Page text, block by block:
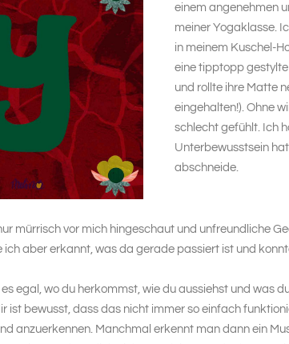
einem angenehmen
meiner Yogaklasse.
in meinem Kuschel-
eine tipptopp
und rollte ihre Matte
eingehalten!). Ohne
schlecht gefühlt. Ich
Unterbewusstsein
abschneide.
mürrisch vor mich hingeschaut und unfreundliche
aber erkannt, was da gerade passiert ist und
egal, wo du herkommst, wie du aussiehst und was
ist bewusst, dass das nicht immer so einfach
anzuerkennen. Manchmal erkennt man dann ein